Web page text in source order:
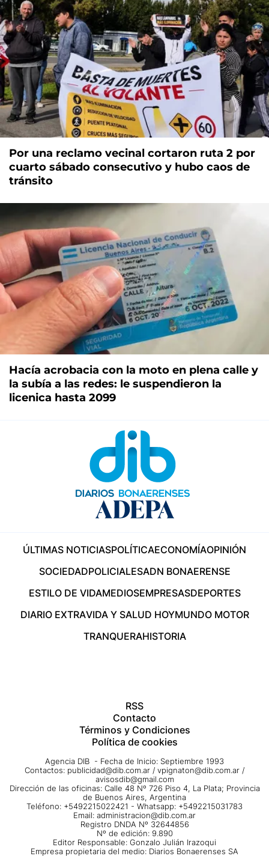
Por una reclamo vecinal cortaron ruta 2 por
cuarto sábado consecutivo y hubo caos de
tránsito
Hacía acrobacia con la moto en plena calle y
la subía a las redes: le suspendieron la
licenica hasta 2099
ÚLTIMAS NOTICIASPOLÍTICAECONOMÍAOPINIÓN
SOCIEDADPOLICIALESADN BONAERENSE
ESTILO DE VIDAMEDIOSEMPRESASDEPORTES
DIARIO EXTRAVIDA Y SALUD HOYMUNDO MOTOR
TRANQUERAHISTORIA
RSS
Contacto
Términos y Condiciones
Política de cookies
Agencia DIB - Fecha de Inicio: Septiembre 1993
Contactos: publicidad@dib.com.ar / vpignaton@dib.com.ar /
avisosdib@gmail.com
Dirección de las oficinas: Calle 48 Nº 726 Piso 4, La Plata; Provincia
de Buenos Aires, Argentina
Teléfono: +5492215022421 - Whatsapp: +5492215031783
Email: administracion@dib.com.ar
Registro DNDA Nº 32644856
Nº de edición: 9.890
Editor Responsable: Gonzalo Julián Irazoqui
Empresa propietaria del medio: Diarios Bonaerenses SA